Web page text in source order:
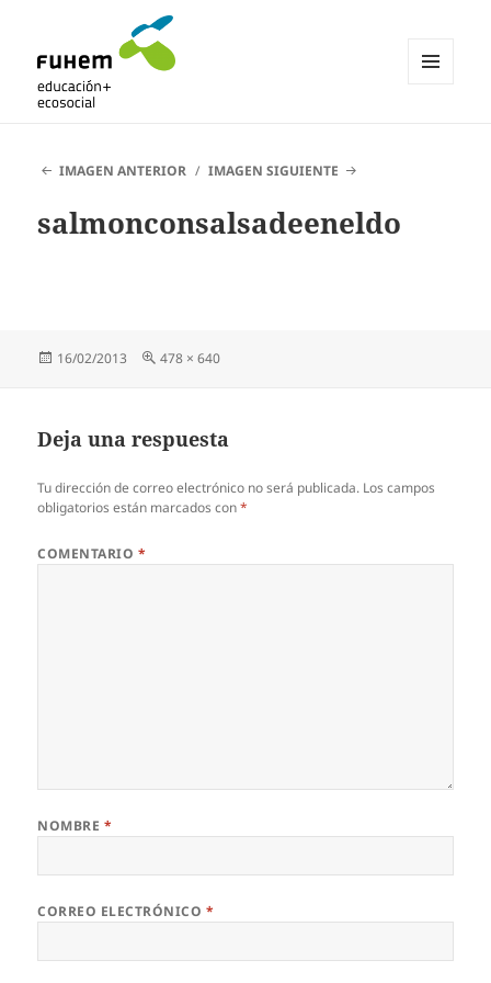
IMAGEN ANTERIOR IMAGEN SIGUIENTE
salmonconsalsadeeneldo
Publicado
16/02/2013
Tamaño
478 × 640
Deja una respuesta
Tu dirección de correo electrónico no será publicada. Los campos
obligatorios están marcados con*
COMENTARIO *
NOMBRE *
CORREO ELECTRÓNICO *